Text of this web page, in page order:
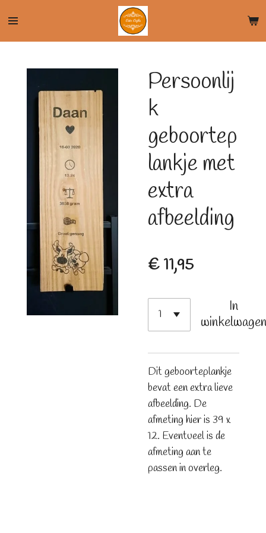
naar
Persoonlij
k
geboortep
lankje met
extra
afbeelding
€ 11,95
In
Dit geboorteplankje
bevat een extra lieve
afbeelding. De
afmeting hier is 39 x
12. Eventueel is de
afmeting aan te
passen in overleg.